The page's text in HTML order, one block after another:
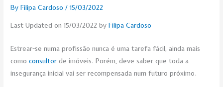
ByFilipa Cardoso/15/03/2022
Last Updated on 15/03/2022 byFilipa Cardoso
Estrear-se numa profissão nunca é uma tarefa fácil, ainda mais
comoconsultor de imóveis. Porém, deve saber que toda a
insegurança inicial vai ser recompensada num futuro próximo.